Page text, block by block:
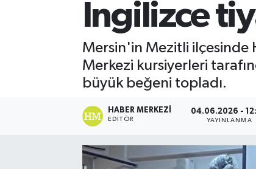
İngilizce
Mersin'in Mezitli ilçesinde
Merkezi kursiyerleri
büyük beğeni topladı.
HABER MERKEZI
EDITÖR
04.06.2026 -
YAYINLANMA
Tüm Manşetler
Son Dakika Haberleri
Haber Arşivi